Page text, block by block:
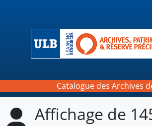
Catalogue des Archives
Affichage de